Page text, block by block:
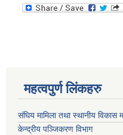
महत्वपुर्ण लिंकहरु
संघिय मामिला तथा स्थानीय विकास
केन्द्रीय पञ्जिकरण विभाग